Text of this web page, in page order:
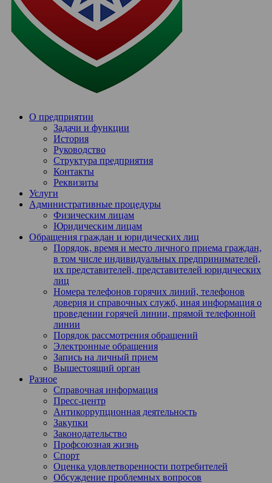
О предприятии
Задачи и функции
История
Руководство
Структура предприятия
Контакты
Реквизиты
Услуги
Административные процедуры
Физическим лицам
Юридическим лицам
Обращения граждан и юридических лиц
Порядок, время и место личного приема граждан,
в том числе индивидуальных предпринимателей,
их представителей, представителей юридических
лиц
Номера телефонов горячих линий, телефонов
доверия и справочных служб, иная информация о
проведении горячей линии, прямой телефонной
линии
Порядок рассмотрения обращений
Электронные обращения
Запись на личный прием
Вышестоящий орган
Разное
Справочная информация
Пресс-центр
Антикоррупционная деятельность
Закупки
Законодательство
Профсоюзная жизнь
Спорт
Оценка удовлетворенности потребителей
Обсуждение проблемных вопросов